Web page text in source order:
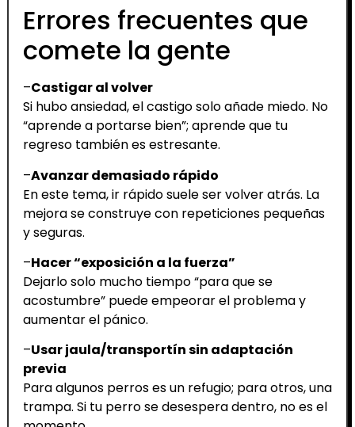
Errores frecuentes que
comete la gente
–Castigar al volver
Si hubo ansiedad, el castigo solo añade miedo. No
“aprende a portarse bien”; aprende que tu
regreso también es estresante.
–Avanzar demasiado rápido
En este tema, ir rápido suele ser volver atrás. La
mejora se construye con repeticiones pequeñas
y seguras.
–Hacer “exposición a la fuerza”
Dejarlo solo mucho tiempo “para que se
acostumbre” puede empeorar el problema y
aumentar el pánico.
–Usar jaula/transportín sin adaptación
previa
Para algunos perros es un refugio; para otros, una
trampa. Si tu perro se desespera dentro, no es el